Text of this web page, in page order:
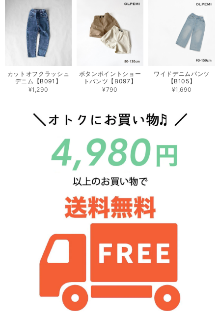
カットオフクラッシュ
デニム【B091】
¥1,290
ボタンポイントショー
トパンツ【B097】
¥790
ワイドデニムパンツ
【B105】
¥1,690